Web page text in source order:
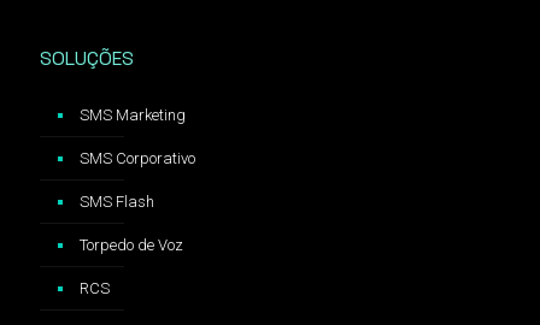
SOLUÇÕES
SMS Marketing
SMS Corporativo
SMS Flash
Torpedo de Voz
RCS